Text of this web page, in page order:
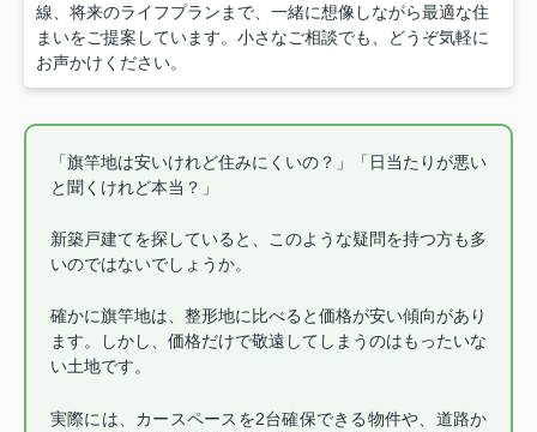
線、将来のライフプランまで、一緒に想像しながら最適な住
まいをご提案しています。小さなご相談でも、どうぞ気軽に
お声かけください。
「旗竿地は安いけれど住みにくいの？」「日当たりが悪い
と聞くけれど本当？」
新築戸建てを探していると、このような疑問を持つ方も多
いのではないでしょうか。
確かに旗竿地は、整形地に比べると価格が安い傾向があり
ます。しかし、価格だけで敬遠してしまうのはもったいな
い土地です。
実際には、カースペースを2台確保できる物件や、道路か